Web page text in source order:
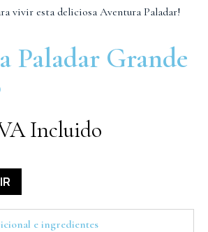
vivir esta deliciosa Aventura Paladar!
Paladar Grande
Incluido
e ingredientes